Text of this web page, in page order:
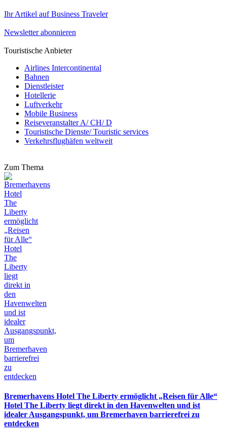
Ihr Artikel auf Business Traveler
Newsletter abonnieren
Touristische Anbieter
Airlines Intercontinental
Bahnen
Dienstleister
Hotellerie
Luftverkehr
Mobile Business
Reiseveranstalter A/ CH/ D
Touristische Dienste/ Touristic services
Verkehrsflughäfen weltweit
Zum Thema
Bremerhavens Hotel The Liberty ermöglicht „Reisen für Alle“
Hotel The Liberty liegt direkt in den Havenwelten und ist
idealer Ausgangspunkt, um Bremerhaven barrierefrei zu
entdecken